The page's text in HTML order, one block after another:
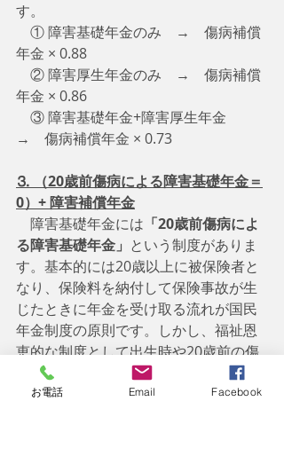
す。
年金 × 0.88
年金 × 0.86
→　傷病補償年金 × 0.73
⒊ （20歳前傷病による障害基礎年金＝
0）+ 障害補償年金
障害基礎年金には 「20歳前傷病によ
る障害基礎年金」 という制度がありま
す。基本的には20歳以上に被保険者と
なり、保険料を納付して保険事故が生
じたときに年金を受け取る流れが国民
年金制度の原則です。しかし、福祉恩
恵的な制度として出生時や20歳前の傷
病で障害等級2級以上に該当する障がい
を抱えている場合でも障害基礎年金が
お電話 Email Facebook